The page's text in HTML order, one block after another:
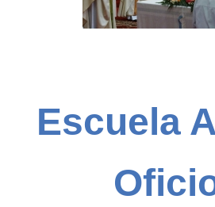
Escuela